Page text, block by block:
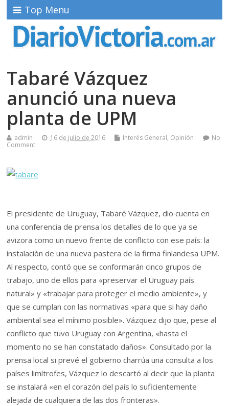
Top Menu
Tabaré Vázquez
anunció una nueva
planta de UPM
admin 16 de julio de 2016 Interés General, Opinión
No
Comment
El presidente de Uruguay, Tabaré Vázquez, dio cuenta en
una conferencia de prensa los detalles de lo que ya se
avizora como un nuevo frente de conflicto con ese país: la
instalación de una nueva pastera de la firma finlandesa UPM.
Al respecto, contó que se conformarán cinco grupos de
trabajo, uno de ellos para «preservar el Uruguay país
natural» y «trabajar para proteger el medio ambiente», y
que se cumplan con las normativas «para que si hay daño
ambiental sea el mínimo posible». Vázquez dijo que, pese al
conflicto que tuvo Uruguay con Argentina, «hasta el
momento no se han constatado daños». Consultado por la
prensa local si prevé el gobierno charrúa una consulta a los
países limítrofes, Vázquez lo descartó al decir que la planta
se instalará «en el corazón del país lo suficientemente
alejada de cualquiera de las dos fronteras».